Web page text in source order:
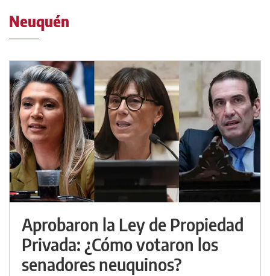
Neuquén
Aprobaron la Ley de Propiedad
Privada: ¿Cómo votaron los
senadores neuquinos?